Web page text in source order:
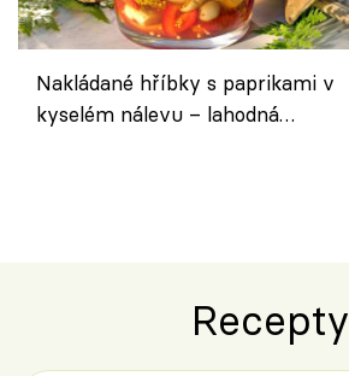
Nakládané hříbky s paprikami v
kyselém nálevu – lahodná
Recepty